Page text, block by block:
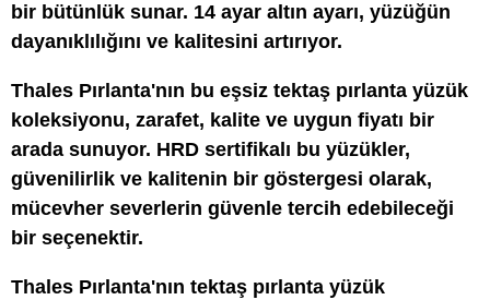
bir bütünlük sunar. 14 ayar altın ayarı, yüzüğün
dayanıklılığını ve kalitesini artırıyor.
Thales Pırlanta'nın bu eşsiz tektaş pırlanta yüzük
koleksiyonu, zarafet, kalite ve uygun fiyatı bir
arada sunuyor. HRD sertifikalı bu yüzükler,
güvenilirlik ve kalitenin bir göstergesi olarak,
mücevher severlerin güvenle tercih edebileceği
bir seçenektir.
Thales Pırlanta'nın tektaş pırlanta yüzük